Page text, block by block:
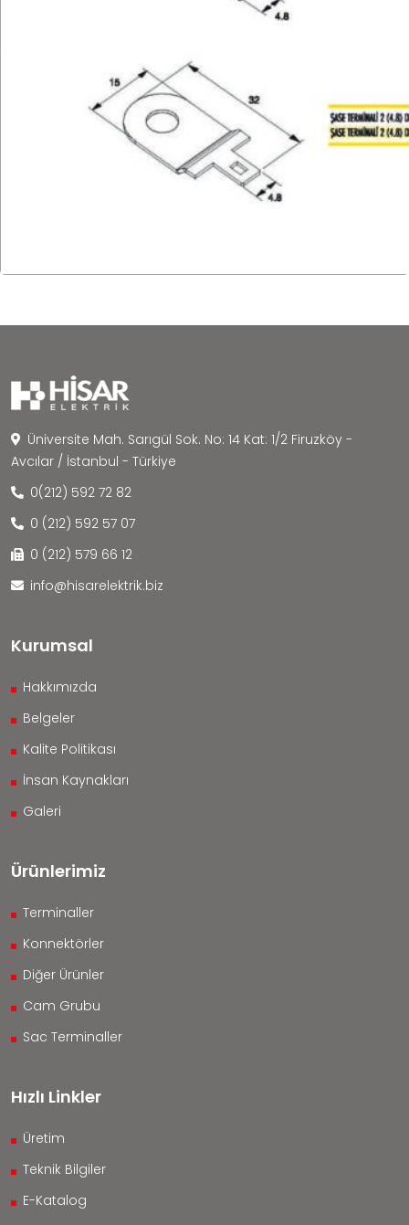
Üniversite Mah. Sarıgül Sok. No: 14 Kat: 1/2 Firuzköy -
Avcılar / İstanbul - Türkiye
0(212) 592 72 82
0 (212) 592 57 07
0 (212) 579 66 12
info@hisarelektrik.biz
Kurumsal
Hakkımızda
Belgeler
Kalite Politikası
İnsan Kaynakları
Galeri
Ürünlerimiz
Terminaller
Konnektörler
Diğer Ürünler
Cam Grubu
Sac Terminaller
Hızlı Linkler
Üretim
Teknik Bilgiler
E-Katalog